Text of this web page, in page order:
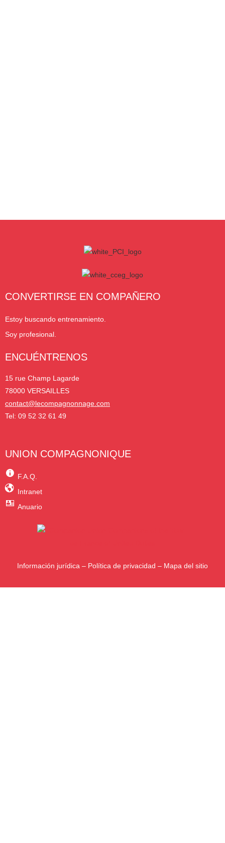
CONVERTIRSE EN COMPAÑERO
Estoy buscando entrenamiento.
Soy profesional.
ENCUÉNTRENOS
15 rue Champ Lagarde
78000 VERSAILLES
contact@lecompagnonnage.com
Tel: 09 52 32 61 49
UNION COMPAGNONIQUE
F.A.Q.
Intranet
Anuario
Información jurídica – Política de privacidad – Mapa del sitio